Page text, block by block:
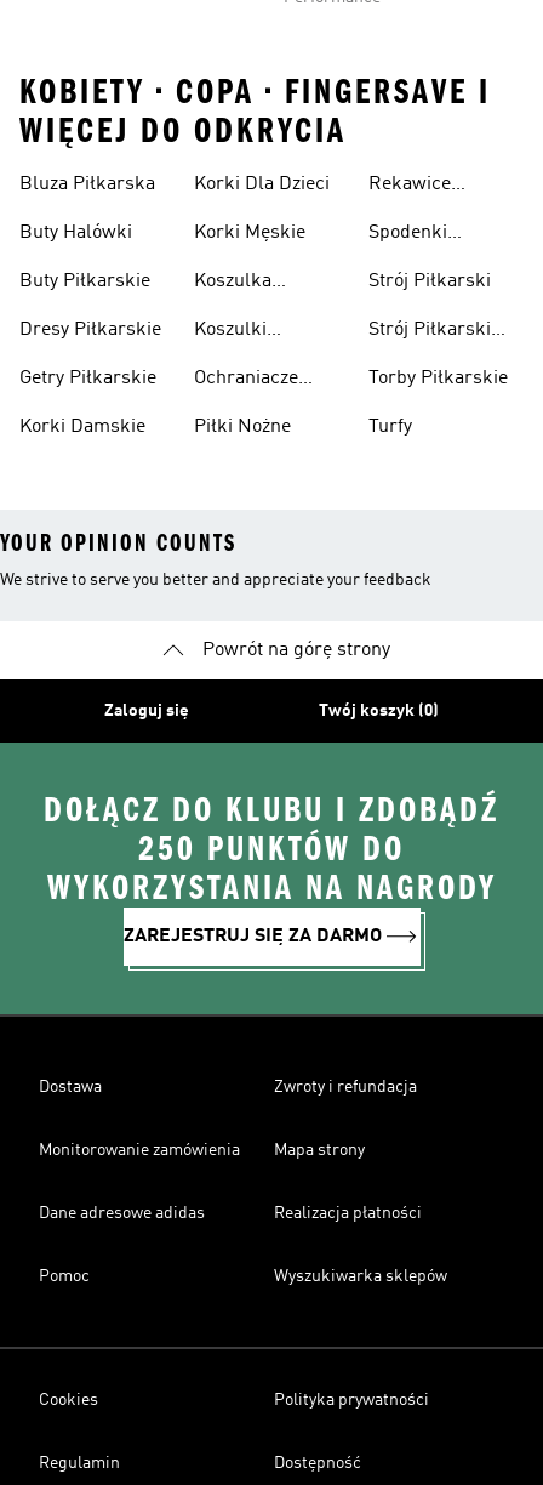
KOBIETY • COPA • FINGERSAVE I
WIĘCEJ DO ODKRYCIA
Bluza Piłkarska
Buty Halówki
Buty Piłkarskie
Dresy Piłkarskie
Getry Piłkarskie
Korki Damskie
Korki Dla Dzieci
Korki Męskie
Koszulka
Koszulki
Dzieci
Ochraniacze
Piłki Nożne
Rekawice
Spodenki
Strój Piłkarski
Strój Piłkarski
Torby Piłkarskie
Turfy
YOUR OPINION COUNTS
We strive to serve you better and appreciate your feedback
Powrót na górę strony
Zaloguj się Twój koszyk (0)
DOŁĄCZ DO KLUBU I ZDOBĄDŹ
250 PUNKTÓW DO
WYKORZYSTANIA NA NAGRODY
ZAREJESTRUJ SIĘ ZA DARMO
Dostawa Zwroty i refundacja
Monitorowanie zamówienia Mapa strony
Dane adresowe adidas Realizacja płatności
Pomoc Wyszukiwarka sklepów
Cookies Polityka prywatności
Regulamin Dostępność